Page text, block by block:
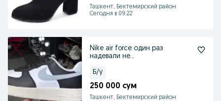
Ташкент, Бектемирский район
Сегодня в 09:22
Nike air force один раз
надевали не
Б/у
250 000 сум
Ташкент, Бектемирский район